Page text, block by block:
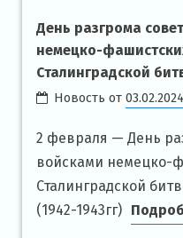
День разгрома
немецко-
Сталинградской
Новость от03.02.2024
2 февраля — День
войсками немецко-
Сталинградской
(1942-1943гг)